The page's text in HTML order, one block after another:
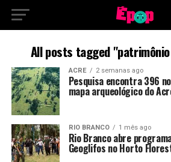
All posts tagged
ACRE 2 semanas ago
Pesquisa encontra 396
mapa arqueológico do
RIO BRANCO 1 mês ago
Rio Branco abre
Geoglifos no Horto